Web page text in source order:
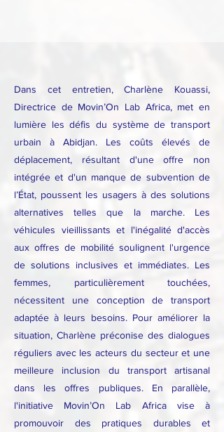
Dans cet entretien, Charlène Kouassi,
Directrice de Movin’On Lab Africa, met en
lumière les défis du système de transport
urbain à Abidjan. Les coûts élevés de
déplacement, résultant d'une offre non
intégrée et d'un manque de subvention de
l’État, poussent les usagers à des solutions
alternatives telles que la marche. Les
véhicules vieillissants et l'inégalité d'accès
aux offres de mobilité soulignent l'urgence
de solutions inclusives et immédiates. Les
femmes, particulièrement touchées,
nécessitent une conception de transport
adaptée à leurs besoins. Pour améliorer la
situation, Charlène préconise des dialogues
réguliers avec les acteurs du secteur et une
meilleure inclusion du transport artisanal
dans les offres publiques. En parallèle,
l'initiative Movin’On Lab Africa vise à
promouvoir des pratiques durables et